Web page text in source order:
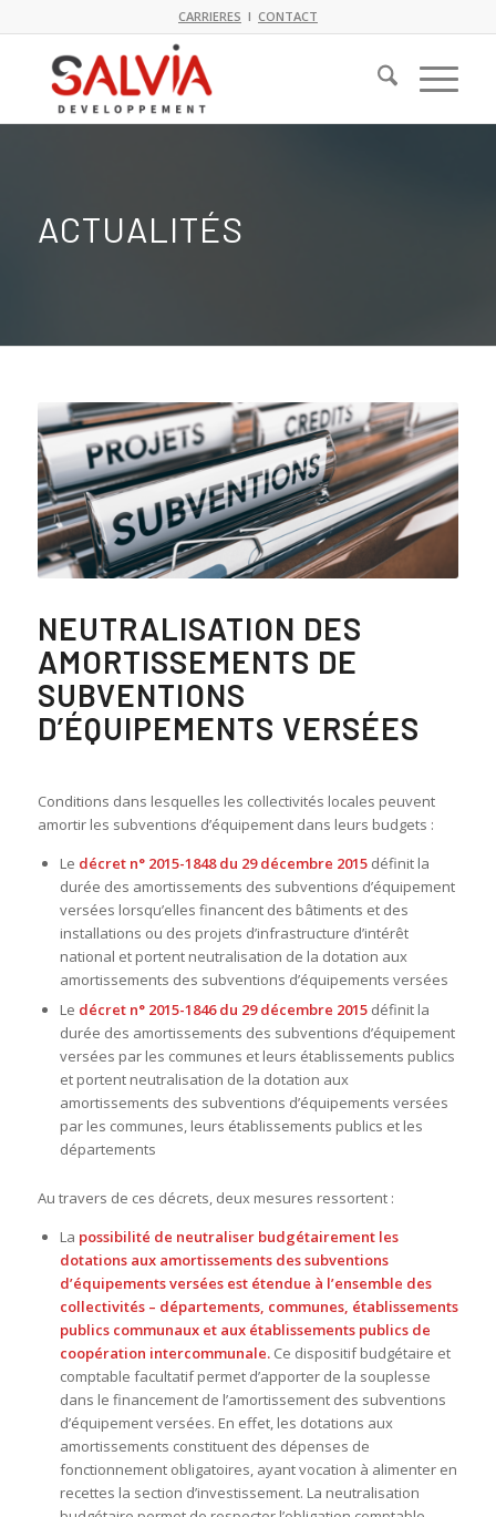
CARRIERES I CONTACT
ACTUALITÉS
NEUTRALISATION DES
AMORTISSEMENTS DE
SUBVENTIONS
D’ÉQUIPEMENTS VERSÉES
Conditions dans lesquelles les collectivités locales peuvent
amortir les subventions d’équipement dans leurs budgets :
Le décret n° 2015-1848 du 29 décembre 2015définit la
durée des amortissements des subventions d’équipement
versées lorsqu’elles financent des bâtiments et des
installations ou des projets d’infrastructure d’intérêt
national et portent neutralisation de la dotation aux
amortissements des subventions d’équipements versées
Le décret n° 2015-1846 du 29 décembre 2015définit la
durée des amortissements des subventions d’équipement
versées par les communes et leurs établissements publics
et portent neutralisation de la dotation aux
amortissements des subventions d’équipements versées
par les communes, leurs établissements publics et les
départements
Au travers de ces décrets, deux mesures ressortent :
La possibilité de neutraliser budgétairement les
dotations aux amortissements des subventions
d’équipements versées est étendue à l’ensemble des
collectivités – départements, communes, établissements
publics communaux et aux établissements publics de
coopération intercommunale.Ce dispositif budgétaire et
comptable facultatif permet d’apporter de la souplesse
dans le financement de l’amortissement des subventions
d’équipement versées. En effet, les dotations aux
amortissements constituent des dépenses de
fonctionnement obligatoires, ayant vocation à alimenter en
recettes la section d’investissement. La neutralisation